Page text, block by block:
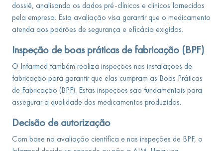
dossiê, analisando os dados pré-clínicos e clínicos fornecidos
pela empresa. Esta avaliação visa garantir que o medicamento
atenda aos padrões de segurança e eficácia exigidos.
Inspeção de boas práticas de fabricação (BPF)
O Infarmed também realiza inspeções nas instalações de
fabricação para garantir que elas cumpram as Boas Práticas
de Fabricação (BPF). Estas inspeções são fundamentais para
assegurar a qualidade dos medicamentos produzidos.
Decisão de autorização
Com base na avaliação científica e nas inspeções de BPF, o